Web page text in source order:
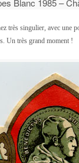
Blanc 1985 –
très singulier, avec une
Un très grand moment !